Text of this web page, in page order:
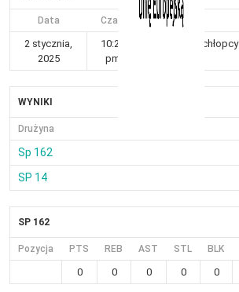
Data Czas Liga
2 stycznia,
2025
10:28
pm
Kraków 7-8 chłopcy
WYNIKI
Drużyna
Sp 162
SP 14
SP 162
Pozycja PTS REB AST STL BLK
0 0 0 0 0